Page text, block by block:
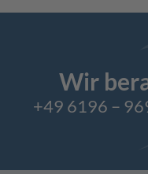
Wir
+49 6196 –